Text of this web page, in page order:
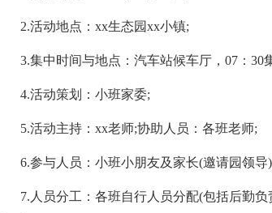
2.活动地点：xx生态园xx小镇;
3.集中时间与地点：汽车站候车厅，07：30
4.活动策划：小班家委;
5.活动主持：xx老师;协助人员：各班老师;
6.参与人员：小班小朋友及家长(邀请园领导
7.人员分工：各班自行人员分配(包括后勤负